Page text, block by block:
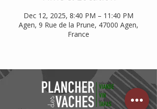
Dec 12, 2025, 8:40 PM – 11:40 PM
Agen, 9 Rue de la Prune, 47000 Agen,
France